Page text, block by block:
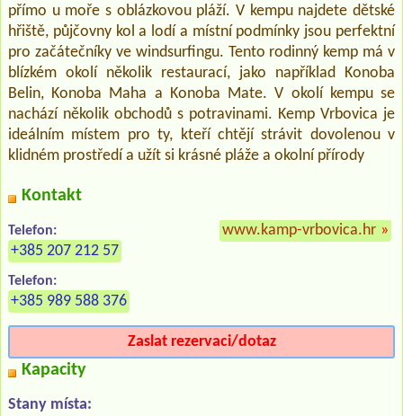
přímo u moře s oblázkovou pláží. V kempu najdete dětské
hřiště, půjčovny kol a lodí a místní podmínky jsou perfektní
pro začátečníky ve windsurfingu. Tento rodinný kemp má v
blízkém okolí několik restaurací, jako například Konoba
Belin, Konoba Maha a Konoba Mate. V okolí kempu se
nachází několik obchodů s potravinami. Kemp Vrbovica je
ideálním místem pro ty, kteří chtějí strávit dovolenou v
klidném prostředí a užít si krásné pláže a okolní přírody
Kontakt
Telefon:
+385 207 212 57
Telefon:
+385 989 588 376
www.kamp-vrbovica.hr »
Zaslat rezervaci/dotaz
Kapacity
Stany místa: